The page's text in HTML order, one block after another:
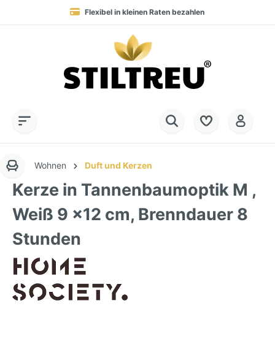
Flexibel in kleinen Raten bezahlen
Blitzversand in 1-3 Werktagen nach DE, AT & NL
+49 (0) 28 32 - 408 990 0
Dauerhaft hohe Warenverfügbarkeit
SSL-verschlüsselt online einkaufen
Wohnen Duft und Kerzen
Kerze in Tannenbaumoptik M ,
Weiß 9 x12 cm, Brenndauer 8
Stunden